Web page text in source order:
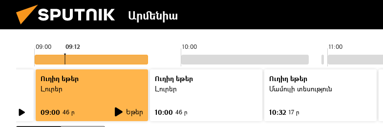
Արմենիա
09:00 10:00 11:00
09:12
Ուղիղ եթեր
Լուրեր
09:00 46 ր Եթեր
Ուղիղ եթեր
Լուրեր
10:00 46 ր
Ուղիղ եթեր
Մամուլի տեսություն
10:32 17 ր